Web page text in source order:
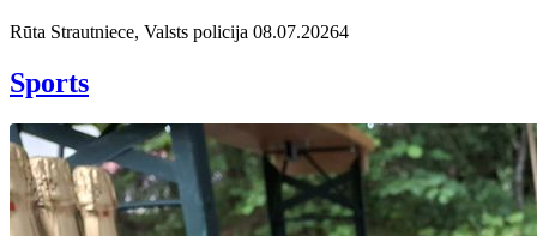
Rūta Strautniece, Valsts policija 08.07.20264
Sports